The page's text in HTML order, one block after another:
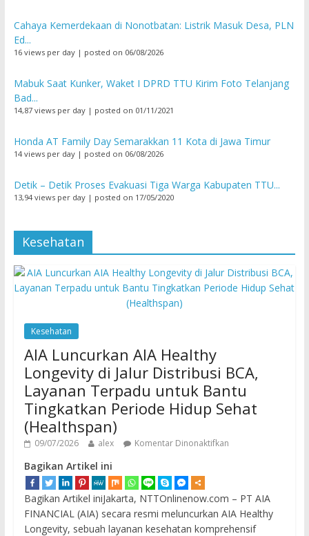
Cahaya Kemerdekaan di Nonotbatan: Listrik Masuk Desa, PLN
Ed...
16 views per day| posted on 06/08/2026
Mabuk Saat Kunker, Waket I DPRD TTU Kirim Foto Telanjang
Bad...
14,87 views per day| posted on 01/11/2021
Honda AT Family Day Semarakkan 11 Kota di Jawa Timur
14 views per day| posted on 06/08/2026
Detik – Detik Proses Evakuasi Tiga Warga Kabupaten TTU...
13,94 views per day| posted on 17/05/2020
Kesehatan
Kesehatan
AIA Luncurkan AIA Healthy
Longevity di Jalur Distribusi BCA,
Layanan Terpadu untuk Bantu
Tingkatkan Periode Hidup Sehat
(Healthspan)
09/07/2026 alex Komentar Dinonaktifkan
Bagikan Artikel ini
Bagikan Artikel iniJakarta, NTTOnlinenow.com – PT AIA
FINANCIAL (AIA) secara resmi meluncurkan AIA Healthy
Longevity, sebuah layanan kesehatan komprehensif